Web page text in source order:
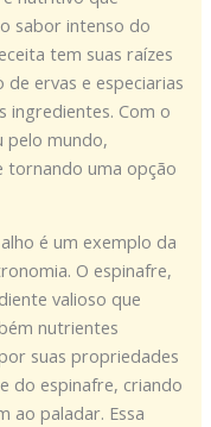
sabor intenso do
tem suas raízes
ervas e especiarias
ingredientes. Com o
pelo mundo,
tornando uma opção
é um exemplo da
O espinafre,
valioso que
nutrientes
suas propriedades
do espinafre, criando
ao paladar. Essa